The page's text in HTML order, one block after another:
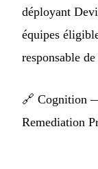
déployant
équipes
responsable
🔗 Cognition
Remediation